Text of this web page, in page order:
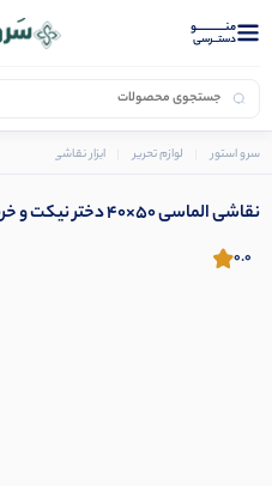
منــــــــــــو
دستــرسی
سرو استور لوازم تحریر ابزار نقاشی و رنگ آمیزی
نقاشی الماسی 50×40 دختر نیکت و خرس
0.0